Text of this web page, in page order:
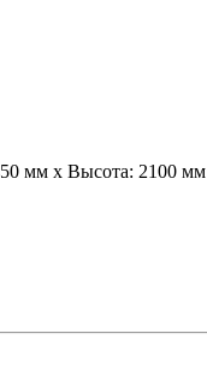
мм x Высота: 2100 мм